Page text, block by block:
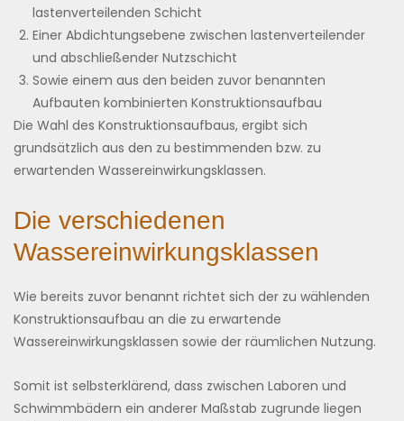
lastenverteilenden Schicht
Einer Abdichtungsebene zwischen lastenverteilender
und abschließender Nutzschicht
Sowie einem aus den beiden zuvor benannten
Aufbauten kombinierten Konstruktionsaufbau
Die Wahl des Konstruktionsaufbaus, ergibt sich
grundsätzlich aus den zu bestimmenden bzw. zu
erwartenden Wassereinwirkungsklassen.
Die verschiedenen
Wassereinwirkungsklassen
Wie bereits zuvor benannt richtet sich der zu wählenden
Konstruktionsaufbau an die zu erwartende
Wassereinwirkungsklassen sowie der räumlichen Nutzung.
Somit ist selbsterklärend, dass zwischen Laboren und
Schwimmbädern ein anderer Maßstab zugrunde liegen